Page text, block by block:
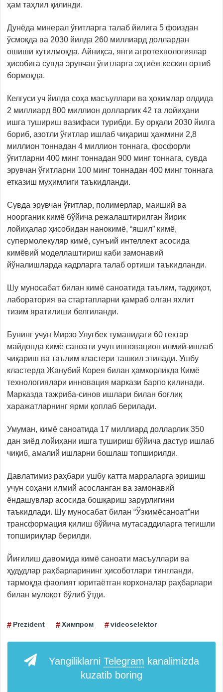
ҳам таҳлил қилинди.
Дунёда минерал ўғитларга талаб йилига 5 фоиздан
ўсмоқда ва 2030 йилда 260 миллиард доллардан
ошиши кутилмоқда. Айниқса, янги агротехнологиялар
ҳисобига сувда эрувчан ўғитларга эҳтиёж кескин ортиб
бормоқда.
Келгуси уч йилда соҳа масъуллари ва ҳокимлар олдида
2 миллиард 800 миллион долларлик 42 та лойиҳани
ишга тушириш вазифаси турибди. Бу орқали 2030 йилга
бориб, азотли ўғитлар ишлаб чиқариш ҳажмини 2,8
миллион тоннадан 4 миллион тоннага, фосфорли
ўғитларни 400 минг тоннадан 900 минг тоннага, сувда
эрувчан ўғитларни 100 минг тоннадан 400 минг тоннага
етказиш муҳимлиги таъкидланди.
Сувда эрувчан ўғитлар, полимерлар, маиший ва
ноорганик кимё бўйича режалаштирилган йирик
лойиҳалар ҳисобидан нанокимё, “яшил” кимё,
супермолекуляр кимё, сунъий интеллект асосида
кимёвий моделлаштириш каби замонавий
йўналишларда кадрларга талаб ортиши таъкидланди.
Шу муносабат билан кимё саноатида таълим, тадқиқот,
лаборатория ва стартапларни қамраб олган яхлит
тизим яратилиши белгиланди.
Бунинг учун Мирзо Улуғбек туманидаги 60 гектар
майдонда кимё саноати учун инновацион илмий-ишлаб
чиқариш ва таълим кластери ташкил этилади. Ушбу
кластерда Жанубий Корея билан ҳамкорликда Кимё
технологиялари инновация маркази барпо қилинади.
Марказда тажриба-синов ишлари билан боғлиқ
харажатларнинг ярми қоплаб берилади.
Умуман, кимё саноатида 17 миллиард долларлик 350
дан зиёд лойиҳани ишга тушириш бўйича дастур ишлаб
чиқиб, амалий ишларни бошлаш топширилди.
Давлатимиз раҳбари ушбу катта марраларга эришиш
учун соҳани илмий асосланган ва замонавий
ёндашувлар асосида бошқариш зарурлигини
таъкидлади. Шу муносабат билан “Ўзкимёсаноат”ни
трансформация қилиш бўйича мутасаддиларга тегишли
топшириқлар берилди.
Йиғилиш давомида кимё саноати масъуллари ва
ҳудудлар раҳбарларининг ҳисоботлари тингланди,
тармоқда фаолият юритаётган корхоналар раҳбарлари
билан мулоқот бўлиб ўтди.
Prezident Химпром videoselektor
Yangiliklarni Telegram kanalimizda
kuzatib boring